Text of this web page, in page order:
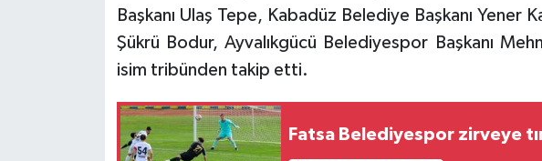
Başkanı Ulaş Tepe, Kabadüz Belediye Başkanı Yener
Şükrü Bodur, Ayvalıkgücü Belediyespor Başkanı
isim tribünden takip etti.
Fatsa Belediyespor zirveye